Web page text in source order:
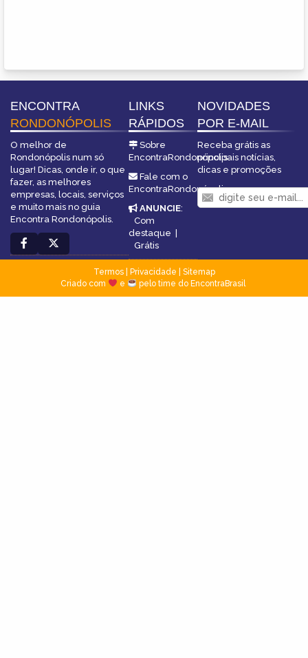
ENCONTRA
RONDONÓPOLIS
O melhor de
Rondonópolis num só
lugar! Dicas, onde ir, o que
fazer, as melhores
empresas, locais, serviços
e muito mais no guia
Encontra Rondonópolis.
LINKS
RÁPIDOS
Sobre
EncontraRondonópolis
Fale com o
EncontraRondonópolis
ANUNCIE:
Com
destaque |
Grátis
NOVIDADES
POR E-MAIL
Receba grátis as
principais notícias,
dicas e promoções
Termos| Privacidade
Sitemap
Criado com
e pelo time do EncontraBrasil